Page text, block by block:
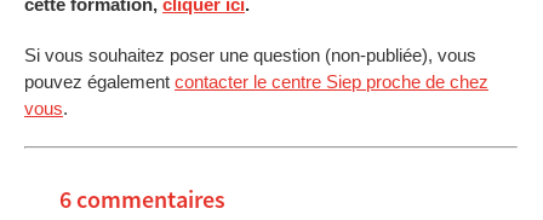
cette formation, cliquer ici.
Si vous souhaitez poser une question (non-publiée), vous
pouvez également contacter le centre Siep proche de chez
vous.
6 commentaires